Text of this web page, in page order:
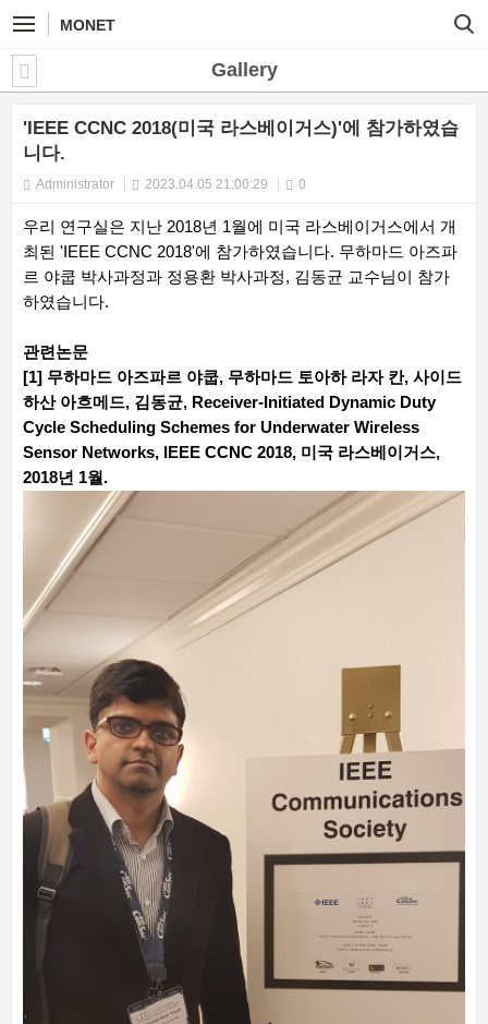
MONET
Gallery
'IEEE CCNC 2018(미국 라스베이거스)'에 참가하였습
니다.
Administrator 2023.04.05 21:00:29 0
우리 연구실은 지난 2018년 1월에 미국 라스베이거스에서 개
최된 'IEEE CCNC 2018'에 참가하였습니다. 무하마드 아즈파
르 야쿱 박사과정과 정용환 박사과정, 김동균 교수님이 참가
하였습니다.
관련논문
[1] 무하마드 아즈파르 야쿱, 무하마드 토아하 라자 칸, 사이드
하산 아흐메드, 김동균, Receiver-Initiated Dynamic Duty
Cycle Scheduling Schemes for Underwater Wireless
Sensor Networks, IEEE CCNC 2018, 미국 라스베이거스,
2018년 1월.